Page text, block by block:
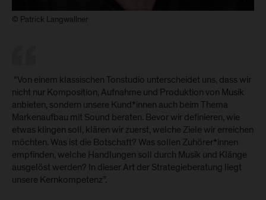
© Patrick Langwallner
“Von einem klassischen Tonstudio unterscheidet uns, dass wir
nicht nur Komposition, Aufnahme und Produktion von Musik
anbieten, sondern unsere Kund*innen auch beim Thema
Markenaufbau mit Sound beraten. Bevor wir definieren, wie
etwas klingen soll, klären wir zuerst, welche Ziele wir erreichen
möchten. Was ist die Botschaft? Was sollen Zuhörer*innen
empfinden, welche Handlungen soll durch Musik und Klänge
ausgelöst werden? In dieser Art der Strategieberatung liegt
unsere Kernkompetenz”.